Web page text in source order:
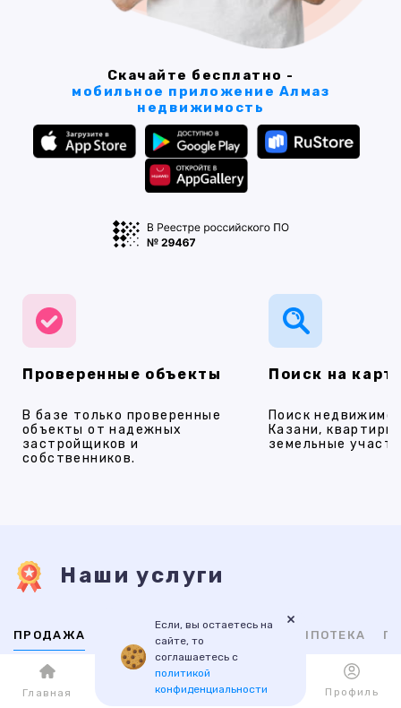
Скачайте бесплатно -
мобильное приложение Алмаз
недвижимость
Проверенные объекты
В базе только проверенные
объекты от надежных
застройщиков и
собственников.
Поиск на
Поиск
Казани,
земельные
Наши услуги
ПРОДАЖА ИПОТЕКА
ВТОРИЧНАЯ НОВОСТРОЙКИ
Если, вы остаетесь на
сайте, то
соглашаетесь с
политикой
конфиденциальности
×
Главная Каталог Избранное Профиль